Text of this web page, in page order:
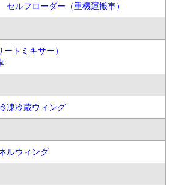
セルフローダー（重機運搬車）
トミキサー）
凍冷蔵ウィング
ルウィング